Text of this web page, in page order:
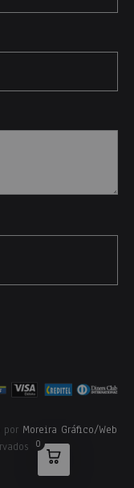
por Moreira Gráfico/Web
0